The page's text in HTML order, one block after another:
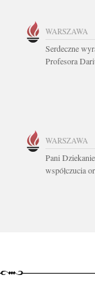
WARSZAWA
Serdeczne
Profesora
WARSZAWA
Pani
współczucia